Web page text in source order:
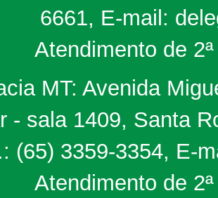
6661, E-mail:
Atendimento de
MT: Avenida
- sala 1409, Santa
(65) 3359-3354, E-
Atendimento de